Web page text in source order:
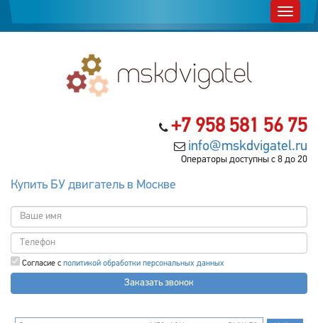
+7 958 581 56 75
info@mskdvigatel.ru
Операторы доступны с 8 до 20
Купить БУ двигатель в Москве
Согласие с политикой обработки персональных данных
Заказать звонок